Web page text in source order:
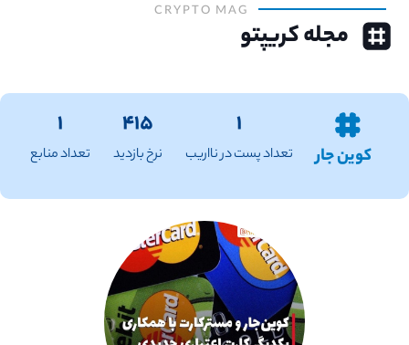
CRYPTO MAG
مجله کریپتو
کوین جار
۱
تعداد پست در نااریب
۴۱۵
نرخ بازدید
۱
تعداد منابع